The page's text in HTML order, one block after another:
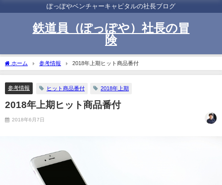
ぽっぽやベンチャーキャピタルの社長ブログ
鉄道員（ぽっぽや）社長の冒
険
ホーム 参考情報 2018年上期ヒット商品番付
参考情報 ヒット商品番付 2018年上期
2018年上期ヒット商品番付
2018年6月7日